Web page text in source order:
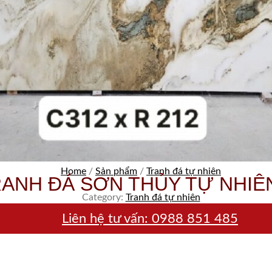
Home / Sản phẩm / Tranh đá tự nhiên
ĐÁ SƠN THỦY TỰ
Category: Tranh đá tự nhiên
Liên hệ tư vấn: 0988 851 485